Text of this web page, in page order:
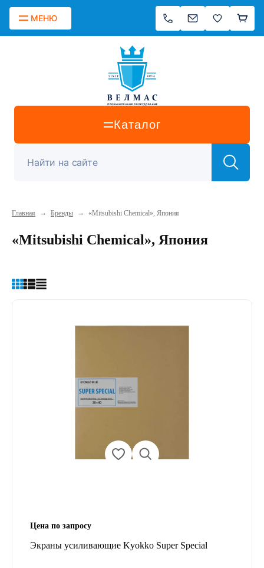
МЕНЮ
Каталог
Главная → Бренды → «Mitsubishi Chemical», Япония
«Mitsubishi Chemical», Япония
Цена по запросу
Экраны усиливающие Kyokko Super Special